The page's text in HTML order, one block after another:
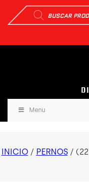
Búsqueda
de
productos
Menu
INICIO/ PERNOS/